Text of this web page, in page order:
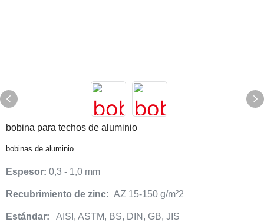
bobina para techos de aluminio
bobinas de aluminio
Espesor: 0,3 - 1,0 mm
Recubrimiento de zinc: AZ 15-150 g/m²2
Estándar: AISI, ASTM, BS, DIN, GB, JIS